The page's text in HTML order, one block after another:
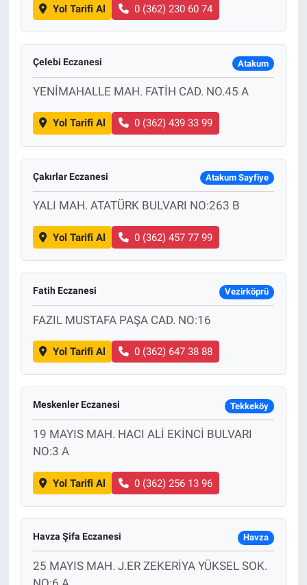
Yol Tarifi Al 0 (362) 230 60 74
Çelebi Eczanesi Atakum
YENİMAHALLE MAH. FATİH CAD. NO.45 A
Yol Tarifi Al 0 (362) 439 33 99
Çakırlar Eczanesi Atakum Sayfiye
YALI MAH. ATATÜRK BULVARI NO:263 B
Yol Tarifi Al 0 (362) 457 77 99
Fatih Eczanesi Vezirköprü
FAZIL MUSTAFA PAŞA CAD. NO:16
Yol Tarifi Al 0 (362) 647 38 88
Meskenler Eczanesi Tekkeköy
19 MAYIS MAH. HACI ALİ EKİNCİ BULVARI
NO:3 A
Yol Tarifi Al 0 (362) 256 13 96
Havza Şifa Eczanesi Havza
25 MAYIS MAH. J.ER ZEKERİYA YÜKSEL SOK.